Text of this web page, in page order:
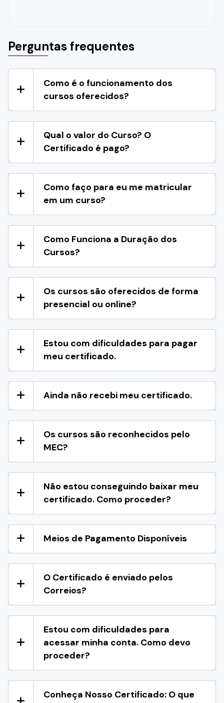
Perguntas frequentes
Como é o funcionamento dos
cursos oferecidos?
Qual o valor do Curso? O
Certificado é pago?
Como faço para eu me matricular
em um curso?
Como Funciona a Duração dos
Cursos?
Os cursos são oferecidos de forma
presencial ou online?
Estou com dificuldades para pagar
meu certificado.
Ainda não recebi meu certificado.
Os cursos são reconhecidos pelo
MEC?
Não estou conseguindo baixar meu
certificado. Como proceder?
Meios de Pagamento Disponíveis
O Certificado é enviado pelos
Correios?
Estou com dificuldades para
acessar minha conta. Como devo
proceder?
Conheça Nosso Certificado: O que